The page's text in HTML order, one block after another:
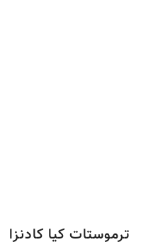
ترموستات کیا کادنزا